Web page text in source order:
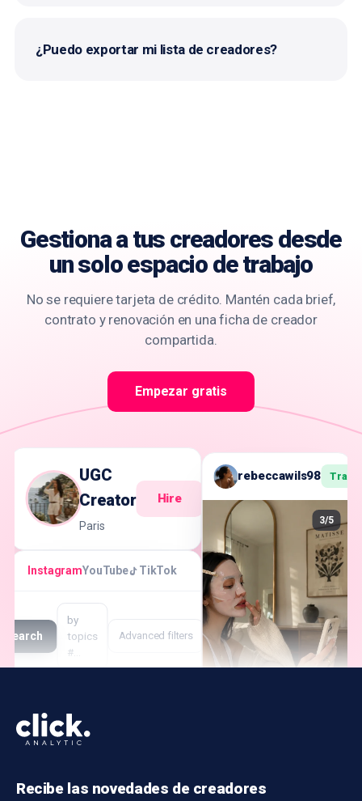
¿Puedo exportar mi lista de creadores?
Gestiona a tus creadores desde
un solo espacio de trabajo
No se requiere tarjeta de crédito. Mantén cada brief,
contrato y renovación en una ficha de creador
compartida.
Empezar gratis
UGC
Creator
Paris
Hire
InstagramYouTube TikTok
Search
by
topics
#…
Advanced filters
rebeccawils98
3/5
Recibe las novedades de creadores